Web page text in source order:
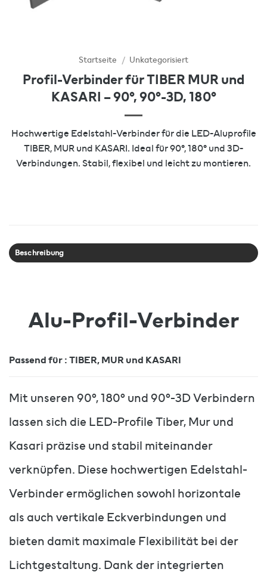
Startseite / Unkategorisiert
Profil-Verbinder für TIBER MUR und
KASARI – 90°, 90°-3D, 180°
Hochwertige Edelstahl-Verbinder für die LED-Aluprofile
TIBER, MUR und KASARI. Ideal für 90°, 180° und 3D-
Verbindungen. Stabil, flexibel und leicht zu montieren.
Beschreibung
Alu-Profil-Verbinder
Passend für : TIBER, MUR und KASARI
Mit unseren 90°, 180° und 90°-3D Verbindern
lassen sich die LED-Profile Tiber, Mur und
Kasari präzise und stabil miteinander
verknüpfen. Diese hochwertigen Edelstahl-
Verbinder ermöglichen sowohl horizontale
als auch vertikale Eckverbindungen und
bieten damit maximale Flexibilität bei der
Lichtgestaltung. Dank der integrierten